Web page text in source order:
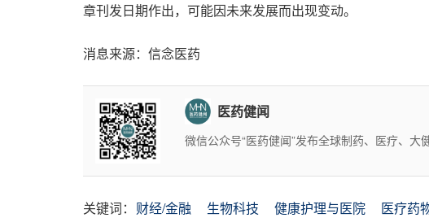
章刊发日期作出，可能因未来发展而出现变动。
消息来源：信念医药
医药健闻
微信公众号“医药健闻”发布全球制药、医疗、大
关键词： 财经/金融 生物科技 健康护理与医院 医疗药